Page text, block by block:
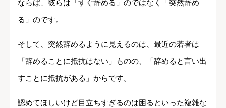
ならば、 彼らは「すぐ辞める」のではなく「突然辞め
る」 のです。
そして、 突然辞めるように見えるのは、最近の若者は
「辞めることに抵抗はない」ものの、「辞めると言い出
すことに抵抗がある」からです。
認めてほしいけど目立ちすぎるのは困るといった複雑な